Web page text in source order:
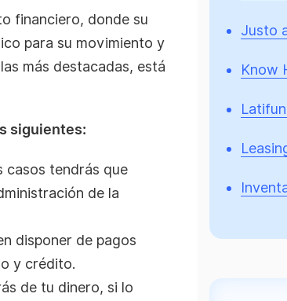
financiero, donde su
para su movimiento y
más destacadas, está
siguientes:
casos tendrás que
de la
disponer de pagos
y crédito.
de tu dinero, si lo
Justo
Know